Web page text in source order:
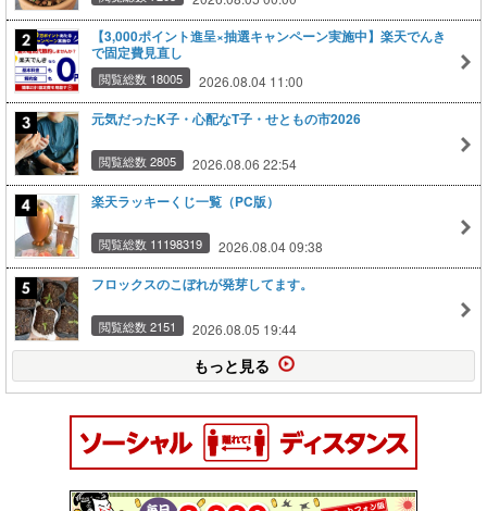
【3,000ポイント進呈×抽選キャンペーン実施中】楽天でんき
で固定費見直し
閲覧総数 18005 2026.08.04 11:00
元気だったK子・心配なT子・せともの市2026
閲覧総数 2805 2026.08.06 22:54
楽天ラッキーくじ一覧（PC版）
閲覧総数 11198319 2026.08.04 09:38
フロックスのこぼれが発芽してます。
閲覧総数 2151 2026.08.05 19:44
もっと見る